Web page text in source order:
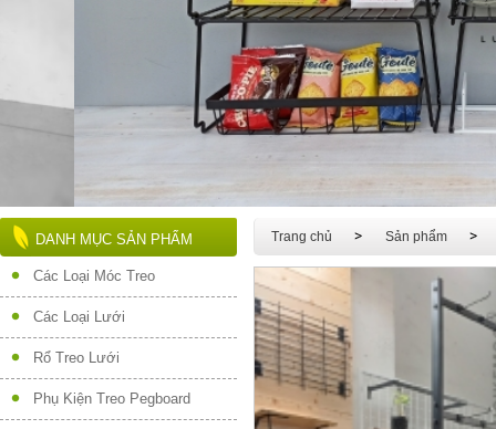
DANH MỤC SẢN PHẨM
Các Loại Móc Treo
Các Loại Lưới
Rổ Treo Lưới
Phụ Kiện Treo Pegboard
Trang chủ Sản phẩm